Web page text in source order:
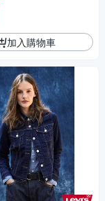
加入購物車